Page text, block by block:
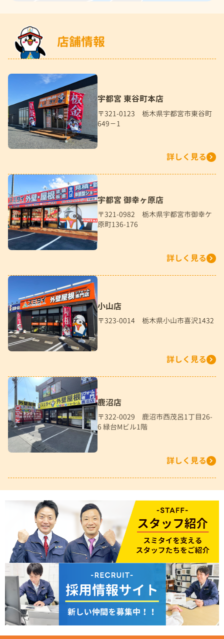
店舗情報
宇都宮 東谷町本店
〒321-0123 栃木県宇都宮市東谷町
649－1
詳しく見る
宇都宮 御幸ヶ原店
〒321-0982 栃木県宇都宮市御幸ケ
原町136-176
詳しく見る
小山店
〒323-0014 栃木県小山市喜沢1432
詳しく見る
鹿沼店
〒322-0029 鹿沼市西茂呂1丁目26-
6 緑台Mビル1階
詳しく見る